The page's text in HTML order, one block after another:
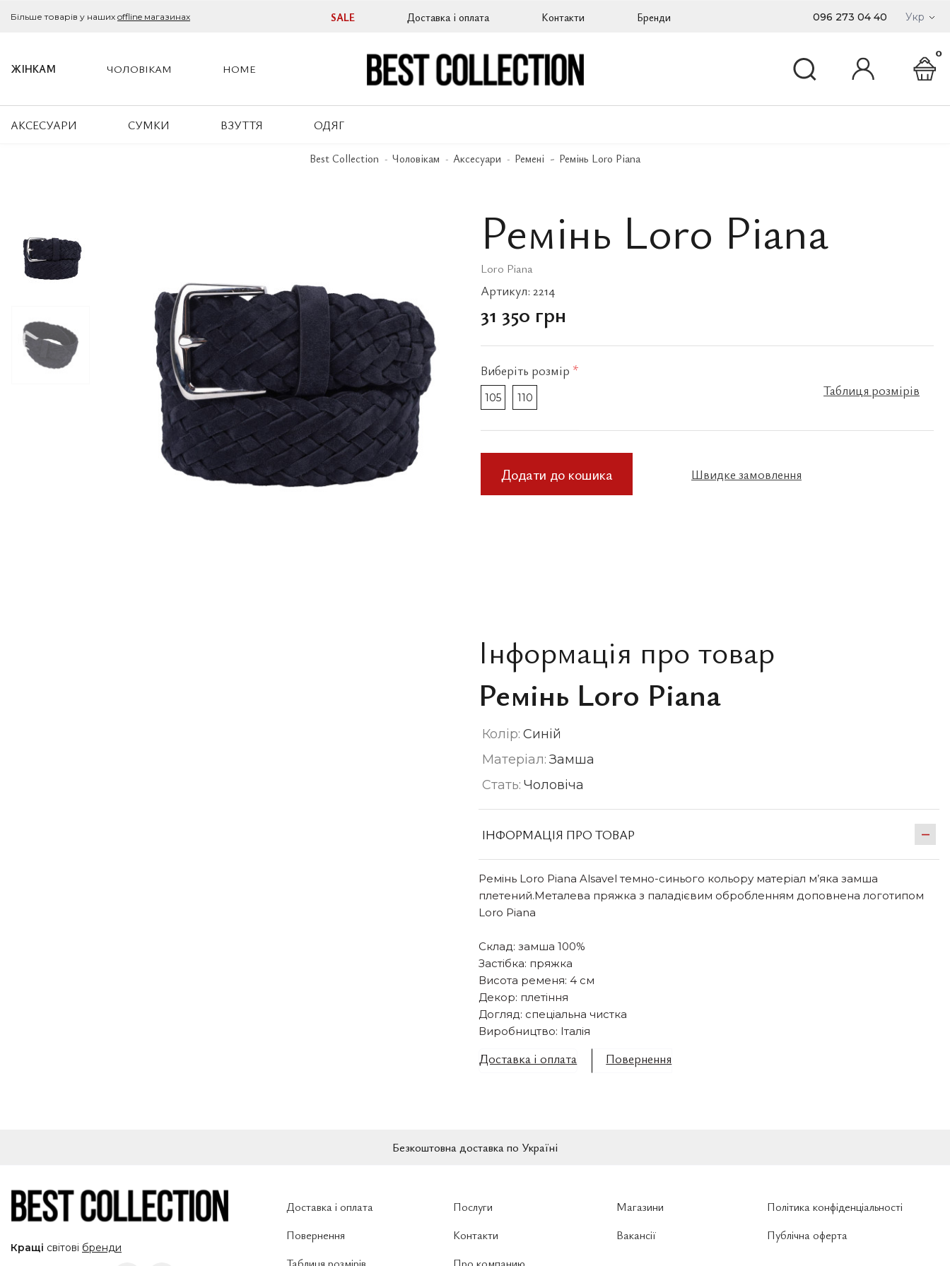
Більше товарів у наших offline магазинах SALE Доставка і оплата Контакти Бренди 096 273 04 40 Укр
ЖІНКАМ
АКСЕСУАРИ СУМКИ ВЗУТТЯ ОДЯГ
ЧОЛОВІКАМ HOME
0
Best Collection Чоловікам Аксесуари Ремені Ремінь Loro Piana
Ремінь Loro Piana
Loro Piana
Артикул: 2214
31 350 грн
Виберіть розмір *
105 110 Таблиця розмірів
Додати до кошика Швидке замовлення
Інформація про товар
Ремінь Loro Piana
Колір: Синій
Матеріал: Замша
Стать: Чоловіча
ІНФОРМАЦІЯ ПРО ТОВАР
Ремінь Loro Piana Alsavel темно-синього кольору матеріал м’яка замша
плетений.Металева пряжка з паладієвим обробленням доповнена логотипом
Loro Piana
Склад: замша 100%
Застібка: пряжка
Висота ременя: 4 см
Декор: плетіння
Догляд: спеціальна чистка
Виробництво: Італія
Доставка і оплата Повернення
Безкоштовна доставка по Україні
Кращі світові бренди
Доставка і оплата
Повернення
Послуги
Контакти
Магазини
Вакансії
Політика конфіденціальності
Публічна оферта